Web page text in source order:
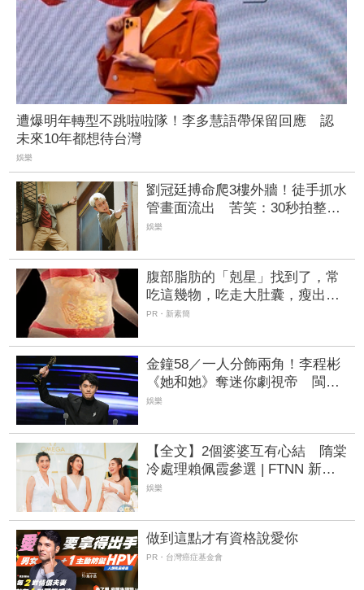
遭爆明年轉型不跳啦啦隊！李多慧語帶保留回應 認
未來10年都想待台灣
娛樂
劉冠廷搏命爬3樓外牆！徒手抓水
管畫面流出 苦笑：30秒拍整天
| FTNN 新聞網
娛樂
腹部脂肪的「剋星」找到了，常
吃這幾物，吃走大肚囊，瘦出小
蠻腰
PR・新素簡
金鐘58／一人分飾兩角！李程彬
《她和她》奪迷你劇視帝 閩南
語淚謝母親：獎項應屬於你 |
娛樂
【全文】2個婆婆互有心結 隋棠
冷處理賴佩霞參選 | FTNN 新聞
網
娛樂
做到這點才有資格說愛你
PR・台灣癌症基金會